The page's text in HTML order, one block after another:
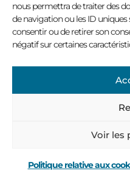
nous permettra de traiter des
de navigation ou les ID uniques
consentir ou de retirer son
négatif sur certaines
Voir les
Politique relative aux